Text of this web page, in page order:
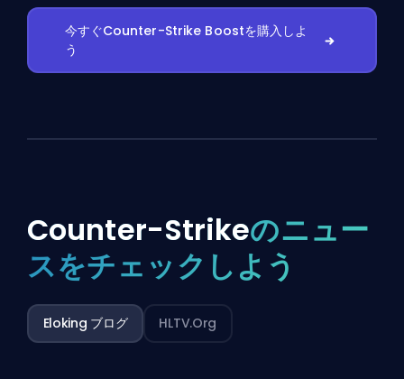
今すぐCounter-Strike Boostを購入しよ
う
Counter-Strikeのニュー
スをチェックしよう
Eloking ブログ HLTV.org